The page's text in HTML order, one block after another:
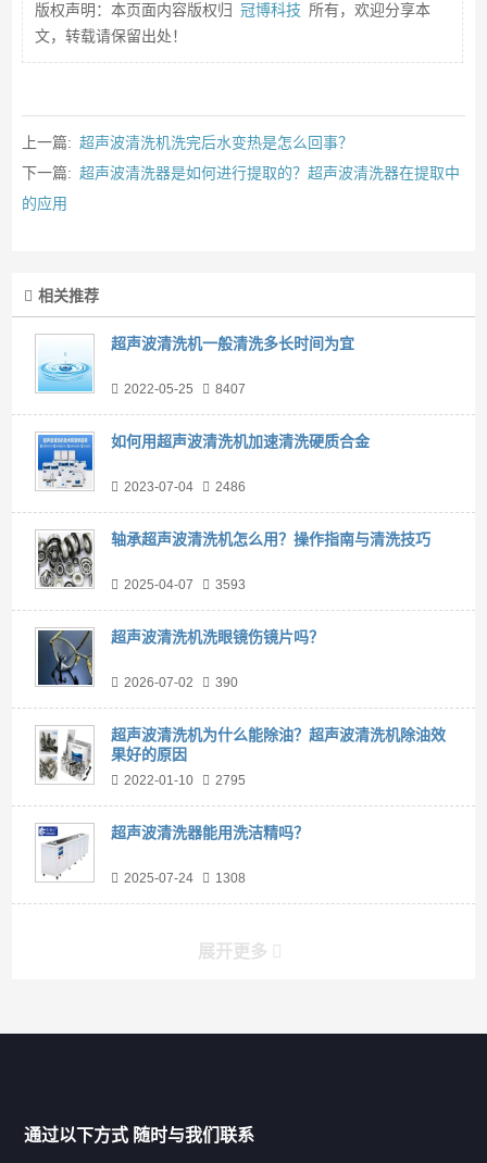
版权声明：本页面内容版权归 冠博科技 所有，欢迎分享本
文，转载请保留出处！
上一篇: 超声波清洗机洗完后水变热是怎么回事？
下一篇: 超声波清洗器是如何进行提取的？超声波清洗器在提取中
的应用
相关推荐
超声波清洗机一般清洗多长时间为宜
2022-05-25 8407
如何用超声波清洗机加速清洗硬质合金
2023-07-04 2486
轴承超声波清洗机怎么用？操作指南与清洗技巧
2025-04-07 3593
超声波清洗机洗眼镜伤镜片吗？
2026-07-02 390
超声波清洗机为什么能除油？超声波清洗机除油效
果好的原因
2022-01-10 2795
超声波清洗器能用洗洁精吗？
2025-07-24 1308
展开更多
通过以下方式 随时与我们联系